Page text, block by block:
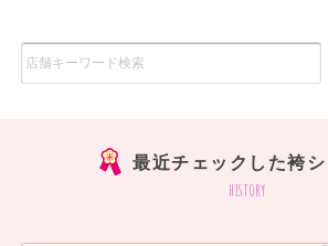
最近チェックした袴
history